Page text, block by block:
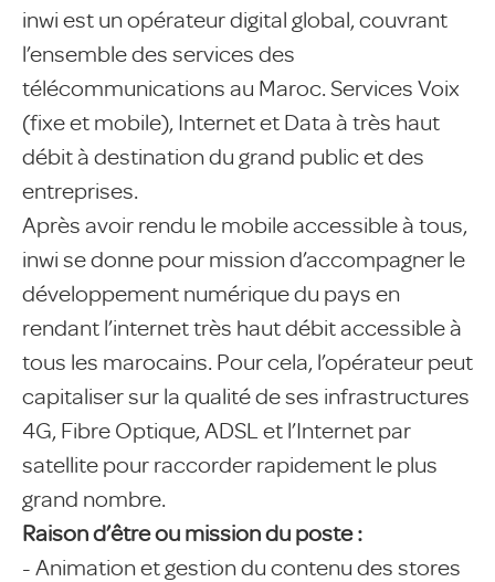
inwi est un opérateur digital global, couvrant
l’ensemble des services des
télécommunications au Maroc. Services Voix
(fixe et mobile), Internet et Data à très haut
débit à destination du grand public et des
entreprises.
Après avoir rendu le mobile accessible à tous,
inwi se donne pour mission d’accompagner le
développement numérique du pays en
rendant l’internet très haut débit accessible à
tous les marocains. Pour cela, l’opérateur peut
capitaliser sur la qualité de ses infrastructures
4G, Fibre Optique, ADSL et l’Internet par
satellite pour raccorder rapidement le plus
grand nombre.
Raison d’être ou mission du poste :
- Animation et gestion du contenu des stores